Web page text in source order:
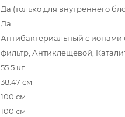
Да (только для внутреннего
Да
Антибактериальный с ионами
фильтр, Антиклещевой,
55.5 кг
38.47 см
100 см
100 см